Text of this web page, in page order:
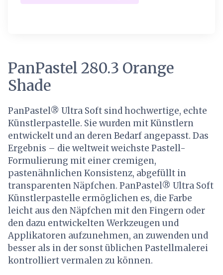
PanPastel 280.3 Orange
Shade
PanPastel® Ultra Soft sind hochwertige, echte
Künstlerpastelle. Sie wurden mit Künstlern
entwickelt und an deren Bedarf angepasst. Das
Ergebnis – die weltweit weichste Pastell-
Formulierung mit einer cremigen,
pastenähnlichen Konsistenz, abgefüllt in
transparenten Näpfchen. PanPastel® Ultra Soft
Künstlerpastelle ermöglichen es, die Farbe
leicht aus den Näpfchen mit den Fingern oder
den dazu entwickelten Werkzeugen und
Applikatoren aufzunehmen, an zuwenden und
besser als in der sonst üblichen Pastellmalerei
kontrolliert vermalen zu können.